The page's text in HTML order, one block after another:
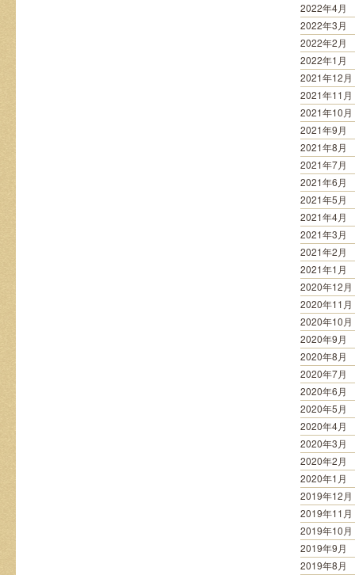
2022年4月
2022年3月
2022年2月
2022年1月
2021年12月
2021年11月
2021年10月
2021年9月
2021年8月
2021年7月
2021年6月
2021年5月
2021年4月
2021年3月
2021年2月
2021年1月
2020年12月
2020年11月
2020年10月
2020年9月
2020年8月
2020年7月
2020年6月
2020年5月
2020年4月
2020年3月
2020年2月
2020年1月
2019年12月
2019年11月
2019年10月
2019年9月
2019年8月